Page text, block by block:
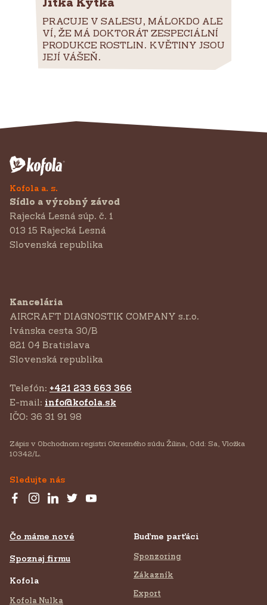
PRACUJE V SALESU, MÁLOKDO ALE
VÍ, ŽE MÁ DOKTORÁT ZESPECIÁLNÍ
PRODUKCE ROSTLIN. KVĚTINY JSOU
JEJÍ VÁŠEŇ.
Kofola a. s.
Sídlo a výrobný závod
Rajecká Lesná súp. č. 1
013 15 Rajecká Lesná
Slovenská republika
Kancelária
AIRCRAFT DIAGNOSTIK COMPANY s.r.o.
‍Ivánska cesta 30/B
821 04 Bratislava
Slovenská republika
Telefón: +421 233 663 366
E-mail: info@kofola.sk
IČO: 36 31 91 98
Zápis v Obchodnom registri Okresného súdu Žilina, Odd: Sa, Vložka
10342/L.
Sledujte nás
Čo máme nové
Spoznaj firmu
Kofola
Kofola Nulka
Buďme parťáci
Sponzoring
Zákazník
Export